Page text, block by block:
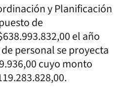
y Planificación
de
el año
personal se proyecta
cuyo monto